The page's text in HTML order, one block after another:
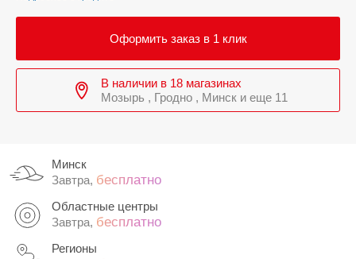
Оформить заказ в 1 клик
В наличии в 18 магазинах
Мозырь , Гродно , Минск и еще 11
Минск
Завтра, бесплатно
Областные центры
Завтра, бесплатно
Регионы